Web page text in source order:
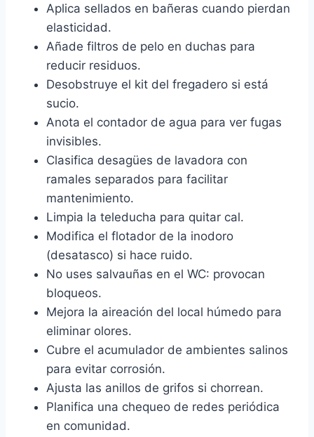
Aplica sellados en bañeras cuando pierdan
elasticidad.
Añade filtros de pelo en duchas para
reducir residuos.
Desobstruye el kit del fregadero si está
sucio.
Anota el contador de agua para ver fugas
invisibles.
Clasifica desagües de lavadora con
ramales separados para facilitar
mantenimiento.
Limpia la teleducha para quitar cal.
Modifica el flotador de la inodoro
(desatasco) si hace ruido.
No uses salvauñas en el WC: provocan
bloqueos.
Mejora la aireación del local húmedo para
eliminar olores.
Cubre el acumulador de ambientes salinos
para evitar corrosión.
Ajusta las anillos de grifos si chorrean.
Planifica una chequeo de redes periódica
en comunidad.